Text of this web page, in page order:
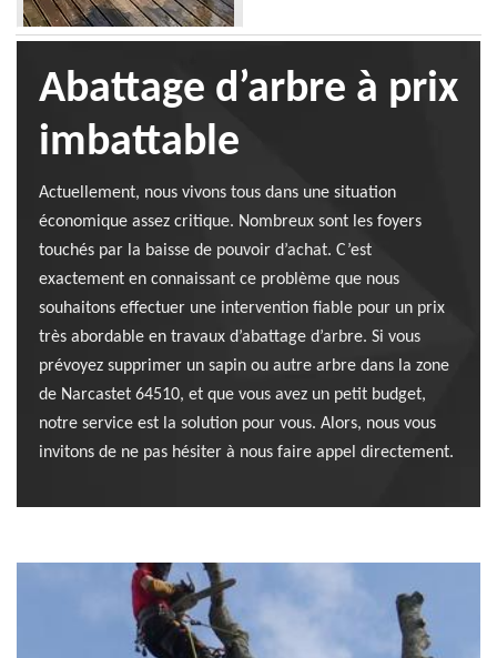
Abattage d’arbre à prix
imbattable
Actuellement, nous vivons tous dans une situation
économique assez critique. Nombreux sont les foyers
touchés par la baisse de pouvoir d’achat. C’est
exactement en connaissant ce problème que nous
souhaitons effectuer une intervention fiable pour un prix
très abordable en travaux d’abattage d’arbre. Si vous
prévoyez supprimer un sapin ou autre arbre dans la zone
de Narcastet 64510, et que vous avez un petit budget,
notre service est la solution pour vous. Alors, nous vous
invitons de ne pas hésiter à nous faire appel directement.